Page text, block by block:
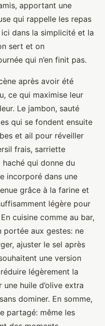
apportant une
qui rappelle les repas
ici dans la simplicité et la
sert et on
qui n’en finit pas.
après avoir été
ce qui maximise leur
Le jambon, sauté
qui se fondent ensuite
et ail pour réveiller
frais, sarriette
haché qui donne du
incorporé dans une
grâce à la farine et
légère pour
cuisine comme au bar,
portée aux gestes: ne
ajuster le sel après
une version
légèrement la
huile d’olive extra
dominer. En somme,
partagé: même les